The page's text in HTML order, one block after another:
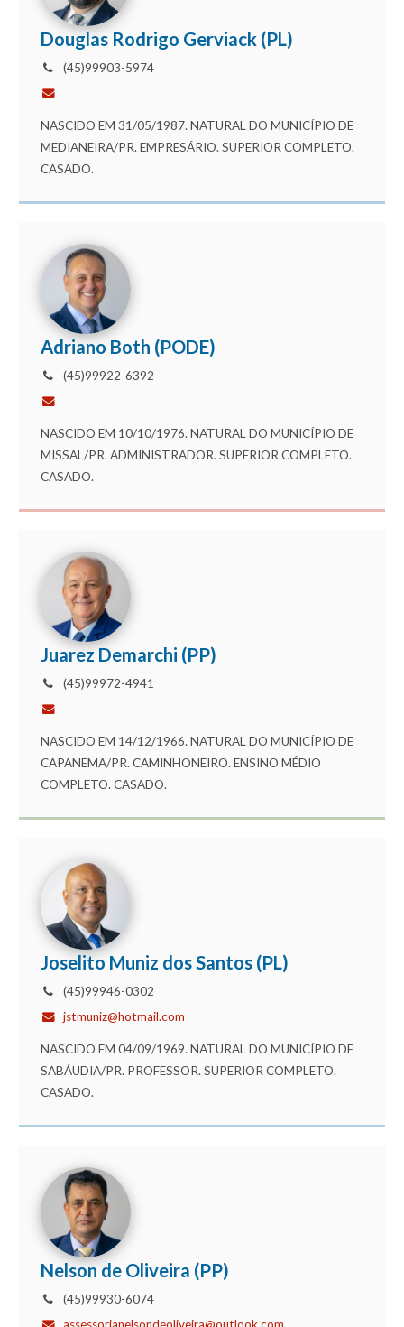
Douglas Rodrigo Gerviack (PL)
(45)99903-5974
NASCIDO EM 31/05/1987. NATURAL DO MUNICÍPIO DE
MEDIANEIRA/PR. EMPRESÁRIO. SUPERIOR COMPLETO.
CASADO.
Adriano Both (PODE)
(45)99922-6392
NASCIDO EM 10/10/1976. NATURAL DO MUNICÍPIO DE
MISSAL/PR. ADMINISTRADOR. SUPERIOR COMPLETO.
CASADO.
Juarez Demarchi (PP)
(45)99972-4941
NASCIDO EM 14/12/1966. NATURAL DO MUNICÍPIO DE
CAPANEMA/PR. CAMINHONEIRO. ENSINO MÉDIO
COMPLETO. CASADO.
Joselito Muniz dos Santos (PL)
(45)99946-0302
jstmuniz@hotmail.com
NASCIDO EM 04/09/1969. NATURAL DO MUNICÍPIO DE
SABÁUDIA/PR. PROFESSOR. SUPERIOR COMPLETO.
CASADO.
Nelson de Oliveira (PP)
(45)99930-6074